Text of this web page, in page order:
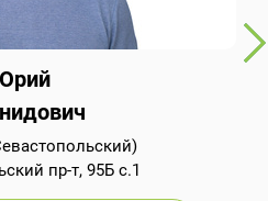
пр-т, 95Б с.1